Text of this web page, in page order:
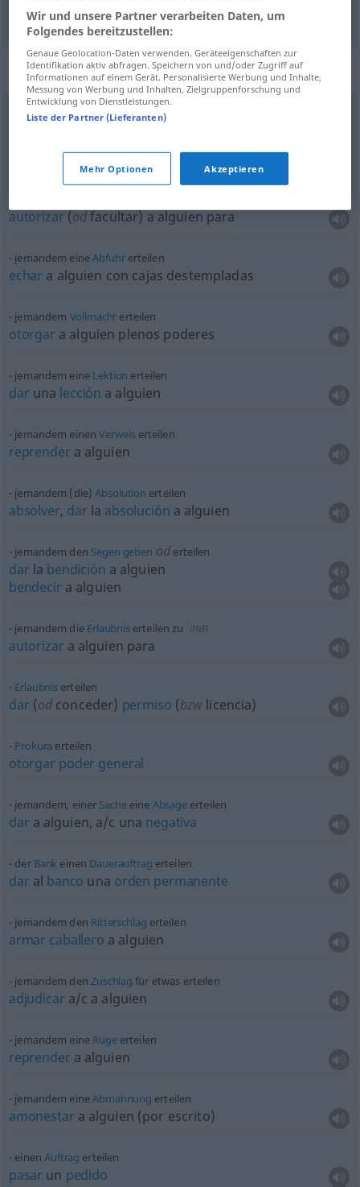
Beispielsätze für "erteilen"
Sprachunterrichterteilenodgeben
clases deidioma
autorizar (odfacultar) a alguien para
jemandem eineAbfuhrerteilen
echar a alguien con cajas destempladas
jemandem Vollmacht erteilen
otorgar a alguien plenos poderes
jemandem eine Lektion erteilen
dar una lección a alguien
jemandem einenVerweiserteilen
reprender a alguien
jemandem (die)Absolution erteilen
absolver, dar la absolución a alguien
jemandem den Segen geben od erteilen
dar la bendición a alguien
bendecir a alguien
jemandem die Erlaubniserteilen zu (INF)
autorizar a alguien para
Erlaubnis erteilen
dar (od conceder) permiso (bzw licencia)
Prokura erteilen
otorgar poder general
jemandem, einer Sacheeine Absageerteilen
dar a alguien, a/c una negativa
der Bank einen Dauerauftrag erteilen
dar al banco una orden permanente
jemandem den Ritterschlag erteilen
armar caballero a alguien
jemandem denZuschlag für etwas erteilen
adjudicar a/c a alguien
jemandem eine Rügeerteilen
reprender a alguien
jemandem eineAbmahnung erteilen
amonestar a alguien (por escrito)
einenAuftrag erteilen
pasar un pedido
Wir und unsere Partner verarbeiten Daten, um
Folgendes bereitzustellen:
Genaue Geolocation-Daten verwenden. Geräteeigenschaften zur
Identifikation aktiv abfragen. Speichern von und/oder Zugriff auf
Informationen auf einem Gerät. Personalisierte Werbung und Inhalte,
Messung von Werbung und Inhalten, Zielgruppenforschung und
Entwicklung von Dienstleistungen.
Liste der Partner (Lieferanten)
Mehr Optionen Akzeptieren